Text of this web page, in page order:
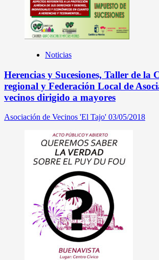
Noticias
Herencias y Sucesiones, Taller de la
regional y Federación Local de
vecinos dirigido a mayores
Asociación de Vecinos 'El Tajo' 03/05/2018